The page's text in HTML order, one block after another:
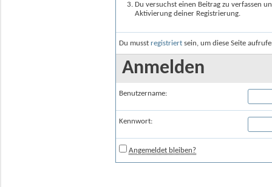
Du versuchst einen Beitrag zu verfassen
Aktivierung deiner Registrierung.
Du musst registriert sein, um diese Seite
Anmelden
Benutzername:
Kennwort:
Angemeldet bleiben?